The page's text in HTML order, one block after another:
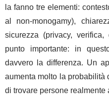
la fanno tre elementi:
al non-monogamy),
sicurezza (privacy,
punto importante: in
davvero la differenza. Un
aumenta molto la
di trovare persone realmente